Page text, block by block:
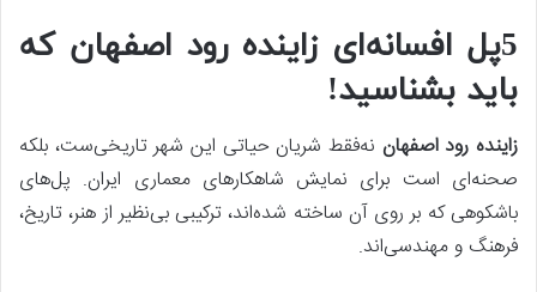
5پل افسانه‌ای زاینده رود اصفهان که
باید بشناسید!
زاینده رود اصفهان نه‌فقط شریان حیاتی این شهر تاریخی‌ست، بلکه
صحنه‌ای است برای نمایش شاهکارهای معماری ایران. پل‌های
باشکوهی که بر روی آن ساخته شده‌اند، ترکیبی بی‌نظیر از هنر، تاریخ،
فرهنگ و مهندسی‌اند.